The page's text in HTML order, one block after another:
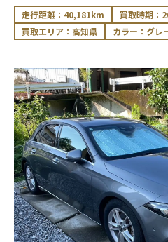
閉じる
走行距離：40,181km
買取時期：
買取エリア：高知県
カラー：グレ